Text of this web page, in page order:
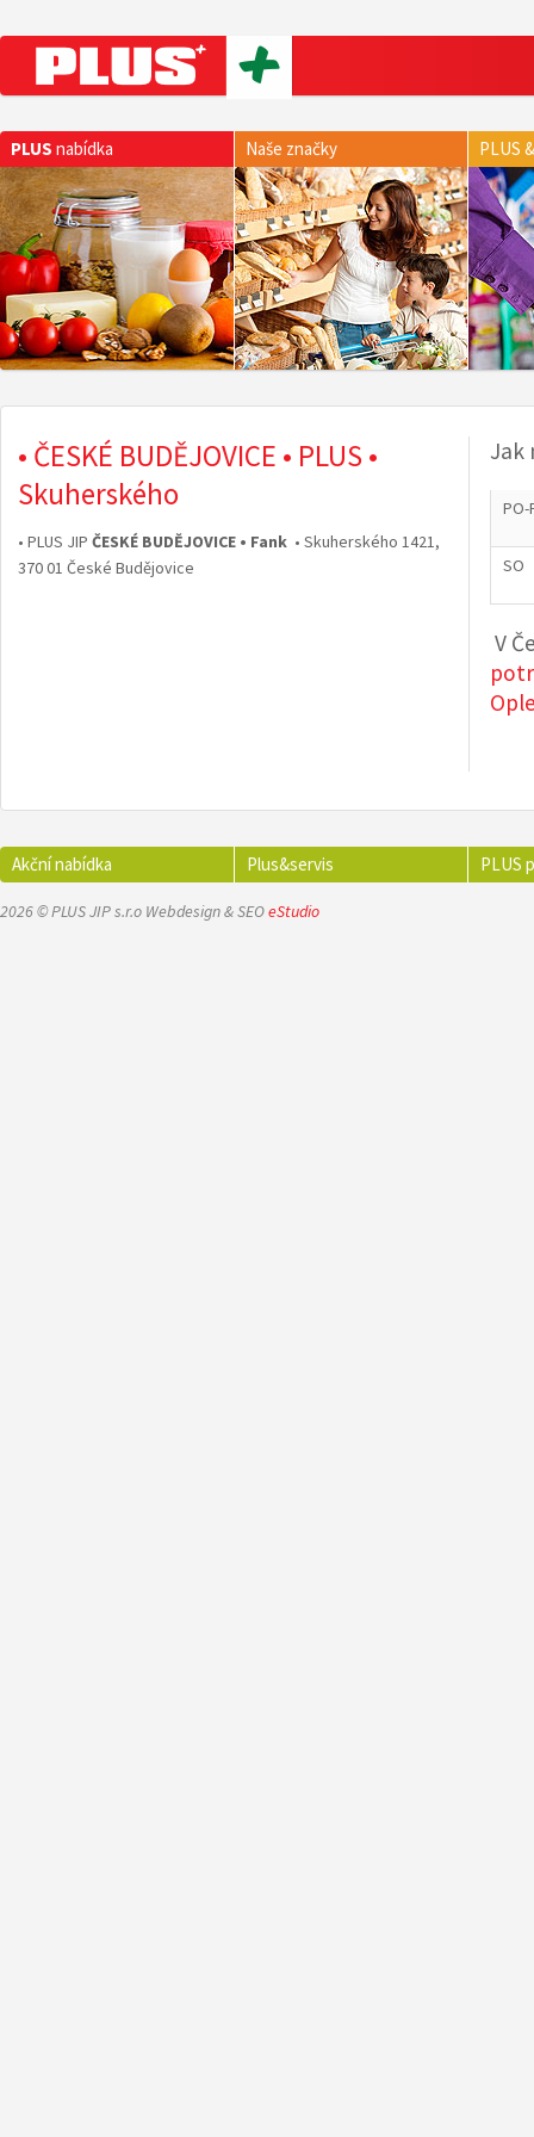
• ČESKÉ BUDĚJOVICE • PLUS •
Skuherského
• PLUS JIP ČESKÉ BUDĚJOVICE • Fank • Skuherského 1421,
370 01 České Budějovice
Jak
PO-
SO
V
PLUS nabídka Naše značky PLUS
Akční nabídka Plus&servis PLUS
2026 © PLUS JIP s.r.o Webdesign & SEOeStudio